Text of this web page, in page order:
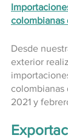
colombianas
Desde
exterior
colombianas
2021 y